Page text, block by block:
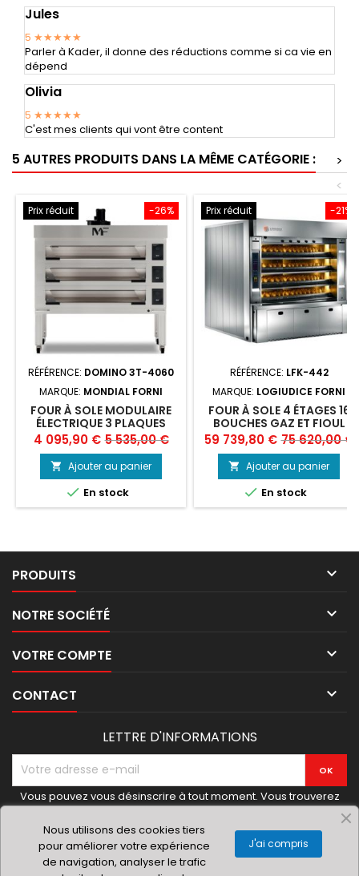
Jules
5 ★★★★★
Parler à Kader, il donne des réductions comme si ca vie en
dépend
Olivia
5 ★★★★★
C'est mes clients qui vont être content
5 AUTRES PRODUITS DANS LA MÊME CATÉGORIE :
>
<
-26%
Prix réduit
RÉFÉRENCE: DOMINO 3T-4060
MARQUE: MONDIAL FORNI
FOUR À SOLE MODULAIRE
ÉLECTRIQUE 3 PLAQUES
400X600 DOMINO
MONDIAL FORNI
Prix
4 095,90 € Prix
de
base
5 535,00 €
 Ajouter au panier
 En stock
-21%
Prix réduit
RÉFÉRENCE: LFK-442
MARQUE: LOGIUDICE FORNI
FOUR À SOLE 4 ÉTAGES 16
BOUCHES GAZ ET FIOUL
KAPPA LOGIUDICE FORNI
Prix
59 739,80 € Prix
de
base
75 620,00 €
 Ajouter au panier
 En stock
PRODUITS 
NOTRE SOCIÉTÉ 
VOTRE COMPTE 
CONTACT 
LETTRE D'INFORMATIONS
Vous pouvez vous désinscrire à tout moment. Vous trouverez
pour cela nos informations de contact dans les conditions
d'utilisation du site.
Nous utilisons des cookies tiers
pour améliorer votre expérience
de navigation, analyser le trafic
J'ai compris